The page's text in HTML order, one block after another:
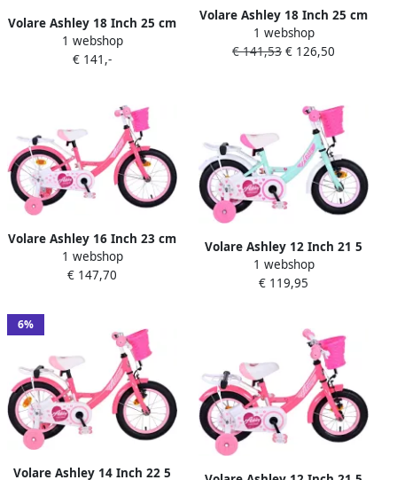
Volare Ashley 18 Inch 25 cm
Meisjes Terugtraprem Wit
Roze
1 webshop
€ 141,-
Volare Ashley 18 Inch 25 cm
Meisjes Terugtraprem
Mintgroen Wit
1 webshop
€ 141,53 € 126,50
Volare Ashley 16 Inch 23 cm
Meisjes Terugtraprem
Donkerroze
1 webshop
€ 147,70
Volare Ashley 12 Inch 21 5
cm Meisjes Terugtraprem
Mintgroen Wit
1 webshop
€ 119,95
6%
Volare Ashley 14 Inch 22 5